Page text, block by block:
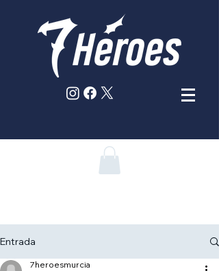
Entrada
7heroesmurcia